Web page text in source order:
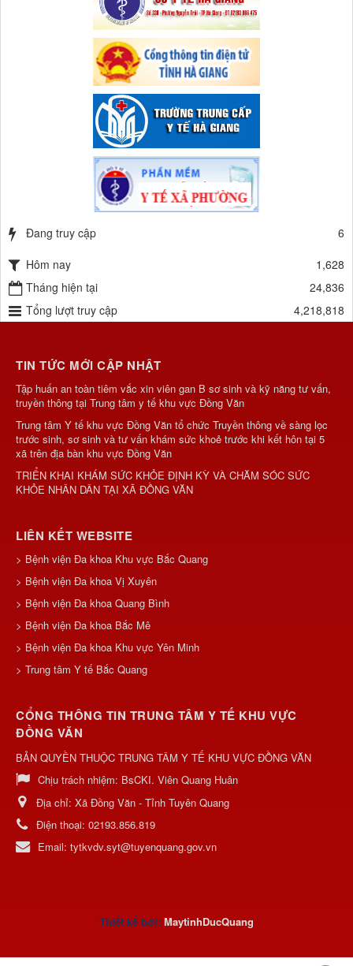
Đang truy cập
6
Hôm nay
1,628
Tháng hiện tại
24,836
Tổng lượt truy cập
4,218,818
TIN TỨC MỚI CẬP NHẬT
Tập huấn an toàn tiêm vắc xin viên gan B sơ sinh và kỹ năng tư vấn,
truyền thông tại Trung tâm y tế khu vực Đồng Văn
Trung tâm Y tế khu vực Đồng Văn tổ chức Truyền thông về sàng lọc
trước sinh, sơ sinh và tư vấn khám sức khoẻ trước khi kết hôn tại 5
xã trên địa bàn khu vực Đồng Văn
TRIỂN KHAI KHÁM SỨC KHỎE ĐỊNH KỲ VÀ CHĂM SÓC SỨC
KHỎE NHÂN DÂN TẠI XÃ ĐỒNG VĂN
LIÊN KẾT WEBSITE
> Bệnh viện Đa khoa Khu vực Bắc Quang
> Bệnh viện Đa khoa Vị Xuyên
> Bệnh viện Đa khoa Quang Bình
> Bệnh viện Đa khoa Bắc Mê
> Bệnh viện Đa khoa Khu vực Yên Minh
> Trung tâm Y tế Bắc Quang
CỔNG THÔNG TIN TRUNG TÂM Y TẾ KHU VỰC
ĐỒNG VĂN
BẢN QUYỀN THUỘC TRUNG TÂM Y TẾ KHU VỰC ĐỒNG VĂN
Chịu trách nhiệm: BsCKI. Viên Quang Huân
Địa chỉ: Xã Đồng Văn - Tỉnh Tuyên Quang
Điện thoại: 02193.856.819
Email: tytkvdv.syt@tuyenquang.gov.vn
Thiết kế bởi: MaytinhDucQuang